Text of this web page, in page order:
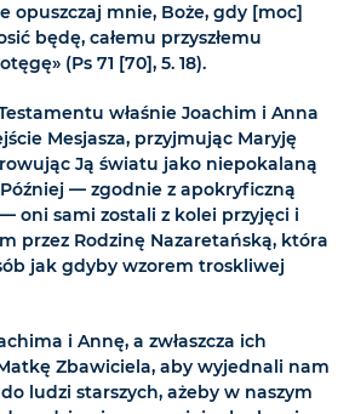
opuszczaj mnie, Boże, gdy [moc]
będę, całemu przyszłemu
(Ps 71 [70], 5. 18).
właśnie Joachim i Anna
Mesjasza, przyjmując Maryję
Ją światu jako niepokalaną
Później — zgodnie z apokryficzną
oni sami zostali z kolei przyjęci i
przez Rodzinę Nazaretańską, która
jak gdyby wzorem troskliwej
i Annę, a zwłaszcza ich
Zbawiciela, aby wyjednali nam
ludzi starszych, ażeby w naszym